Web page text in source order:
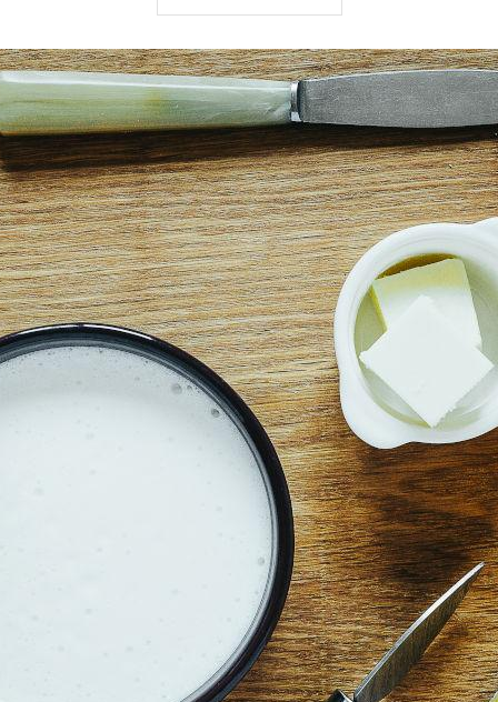
coltiva da almeno cinque secoli.
Sia che siate in montagna o in pianura è da non
perdere un assaggio deideliziosi formaggi,dal
TaleggioalGrana Padano,o deisalumidalSalame
di Varzinell’Oltrepò Pavese allaBresaoladella
Valtellina.
Gustose e varie sono lepietanze a base di pesce
che si preparano sulle rive dei laghi, da Como a
Varese, da Lecco a Brescia. E piatti forti di
montagna, primi tra tutti ipizzoccheri della
Valtellinae lapolenta taragna.
la regina della tavola è lazucca
utilizzata nella preparazione deglisquisiti tortelli
sono nati piatti che ormai
occupano un posto d’onore nell’immaginario di ogni
buongustaio in Italia e nel mondo come ilrisotto alla
ossobuco di vitello,lacassoeulae la
da non perdere laSbrisolona
Torrone di Cremonae ilPanettone
trattorie storichee neipluripremiati
ristoranti stellatidella regione che vengono